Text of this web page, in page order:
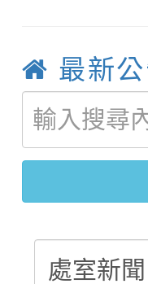
表
敬師
【甄
學年
結果(
【甄
學年
最新